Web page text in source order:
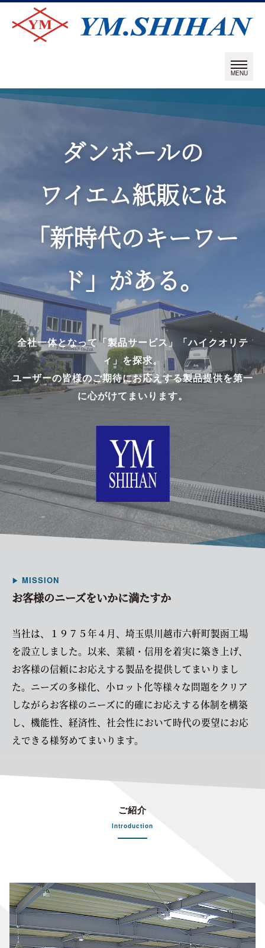
ダンボールの
ワイエム紙販には
「新時代のキーワー
ド」がある。
全社一体となって「製品サービス」「ハイクオリテ
ィ」を探求。
ユーザーの皆様のご期待にお応えする製品提供を第一
に心がけてまいります。
▶ MISSION
お客様のニーズをいかに満たすか
当社は、１９７５年４月、埼玉県川越市六軒町製函工場
を設立しました。 以来、業績・信用を着実に築き上げ、
お客様の信頼にお応えする製品を提供してまいりまし
た。ニーズの多様化、小ロット化等様々な問題をクリア
しながらお客様のニーズに的確にお応えする体制を構築
し、機能性、経済性、社会性において時代の要望にお応
えできる様努めてまいります。
ご紹介
Introduction